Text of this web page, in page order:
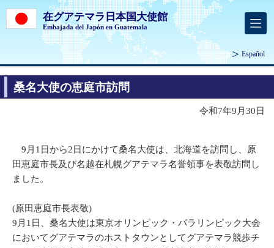
在グアテマラ日本国大使館
Embajada del Japón en Guatemala
Español
桑名大使の恵庭市訪問
令和7年9月30日
9月1日から2日にかけて桑名大使は、北海道を訪問し、原
田恵庭市長及び名越在札幌グアテマラ名誉領事を表敬訪問し
ました。
(原田恵庭市長表敬)
9月1日、桑名大使は東京オリンピック・パラリンピック大会
においてグアテマラのホストタウンとしてグアテマラ競歩チ